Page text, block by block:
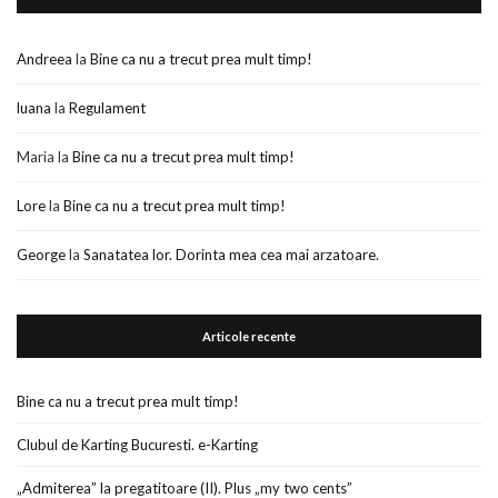
Andreea la Bine ca nu a trecut prea mult timp!
luana la Regulament
Maria la Bine ca nu a trecut prea mult timp!
Lorela Bine ca nu a trecut prea mult timp!
Georgela Sanatatea lor. Dorinta mea cea mai arzatoare.
Articole recente
Bine ca nu a trecut prea mult timp!
Clubul de Karting Bucuresti. e-Karting
„Admiterea” la pregatitoare (II). Plus „my two cents”